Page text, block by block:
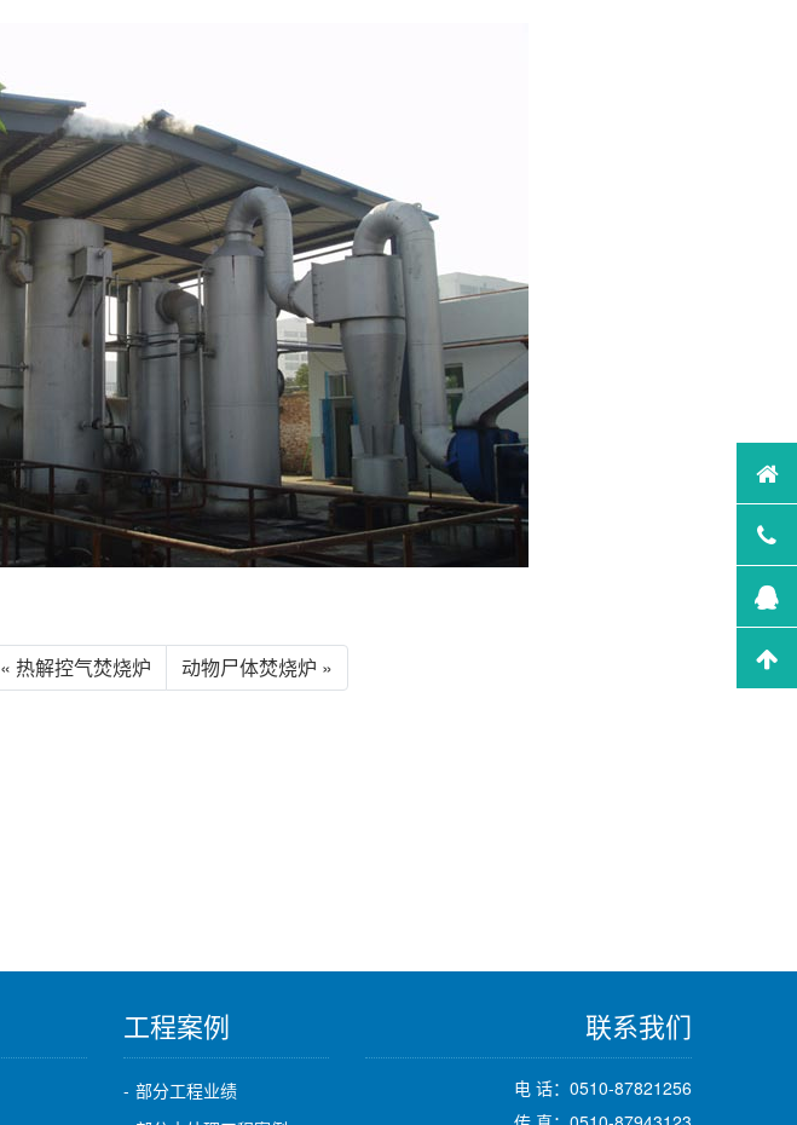
« 热解控气焚烧炉 动物尸体焚烧炉 »
工程案例
部分工程业绩
联系我们
电 话：0510-87821256